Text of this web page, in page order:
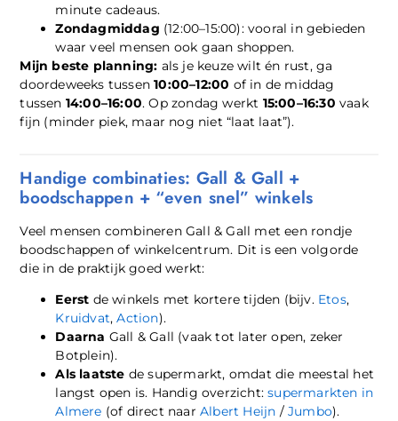
minute cadeaus.
Zondagmiddag (12:00–15:00): vooral in gebieden
waar veel mensen ook gaan shoppen.
Mijn beste planning: als je keuze wilt én rust, ga
doordeweeks tussen10:00–12:00 of in de middag
tussen 14:00–16:00. Op zondag werkt 15:00–16:30 vaak
fijn (minder piek, maar nog niet “laat laat”).
Handige combinaties: Gall & Gall +
boodschappen + “even snel” winkels
Veel mensen combineren Gall & Gall met een rondje
boodschappen of winkelcentrum. Dit is een volgorde
die in de praktijk goed werkt:
Eerst de winkels met kortere tijden (bijv. Etos,
Kruidvat,Action).
Daarna Gall & Gall (vaak tot later open, zeker
Botplein).
Als laatste de supermarkt, omdat die meestal het
langst open is. Handig overzicht:supermarkten in
Almere (of direct naar Albert Heijn /Jumbo).